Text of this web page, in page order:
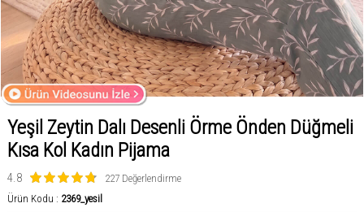
Yeşil Zeytin Dalı Desenli Örme Önden Düğmeli
Kısa Kol Kadın Pijama
4.8
227 Değerlendirme
Ürün Kodu : 2369_yesil